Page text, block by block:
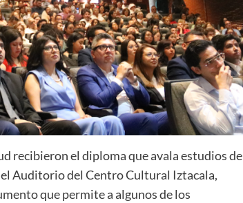
recibieron el diploma que avala estudios de
Auditorio del Centro Cultural Iztacala,
que permite a algunos de los